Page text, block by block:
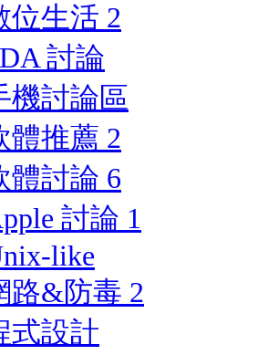
位生活 2
討論
機討論區
體推薦 2
體討論 6
討論 1
like
路&防毒 2
式設計